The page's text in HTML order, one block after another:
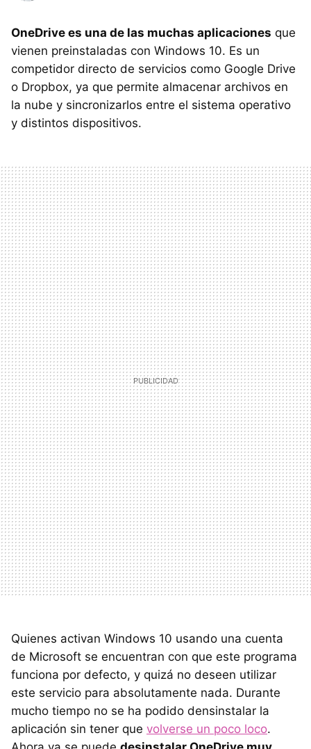
OneDrive es una de las muchas aplicaciones que
vienen preinstaladas con Windows 10. Es un
competidor directo de servicios como Google Drive
o Dropbox, ya que permite almacenar archivos en
la nube y sincronizarlos entre el sistema operativo
y distintos dispositivos.
Quienes activan Windows 10 usando una cuenta
de Microsoft se encuentran con que este programa
funciona por defecto, y quizá no deseen utilizar
este servicio para absolutamente nada. Durante
mucho tiempo no se ha podido densinstalar la
aplicación sin tener que volverse un poco loco.